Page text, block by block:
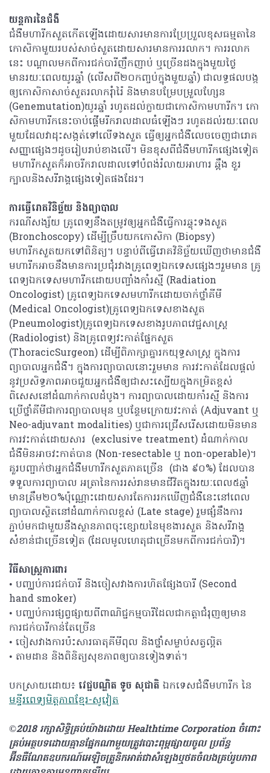
យន្តការនៃជំងឺ
ជំងឺមហារីកសួតកើតឡើងដោយសារមានការប្រែប្រួលខុសធម្មតានៃ
កោសិកាមួយរបស់សាច់សួតដោយសារមានការរលាក។ ការរលាក
នេះ បណ្តាលមកពីការជក់បារីញឹកញាប់ ឬច្រើនដងក្នុងមួយថ្ងៃ
មានរយៈពេលយូរឆ្នាំ (លើសពី២០កញ្ចប់ក្នុងមួយឆ្នាំ) ជាលទ្ធផលបង្ក
ឲ្យកោសិកាសាច់សួតរលាករុំារ៉ៃ និងមានបម្រែបម្រួលហ្សែន
(Genemutation)យូរឆ្នាំ រហូតដល់ក្លាយជាកោសិកាមហារីក។ កោ
សិកាមហារីកនេះចាប់ផ្តើមរីករាលដាលធំឡើងៗ រហូតដល់រយៈពេល
មួយដែលវាដុះសង្កត់ទៅលើទងសួត ធ្វើឲ្យអ្នកជំងឺលេចចេញជារោគ
សញ្ញាផ្សេងៗដូចរៀបរាប់ខាងលើ។ មិនខុសពីជំងឺមហារីកផ្សេងទៀត
មហារីកសួតក៏អាចរីករាលដាលទៅបំពង់រំលាយអាហារ ឆ្អឹង ខួរ
ក្បាលនិងសរីរាង្គផ្សេងទៀតផងដែរ។
ការធ្វើរោគវិនិច្ឆ័យ និងព្យាបាល
ករណីសង្ស័យ គ្រូពេទ្យនឹងតម្រូវឲ្យអ្នកជំងឺធ្វើការឆ្លុះទងសួត
(Bronchoscopy) ដើម្បីច្រឹបយកកោសិកា (Biopsy)
មហារីកសួតយកទៅពិនិត្យ។ បន្ទាប់ពីធ្វើរោគវិនិច្ឆ័យឃើញថាមានជំងឺ
មហារីកអាចនឹងមានការប្រជុំរវាងគ្រូពេទ្យឯកទេសផ្សេងៗរួមមាន គ្រូ
ពេទ្យឯកទេសមហារីកដោយបញ្ចាំងកាំរស្មី (Radiation
Oncologist) គ្រូពេទ្យឯកទេសមហារីកដោយចាក់ថ្នាំគីមី
(Medical Oncologist)គ្រូពេទ្យឯកទេសខាងសួត
(Pneumologist)គ្រូពេទ្យឯកទេសខាងរូបភាពវេជ្ជសាស្ត្រ
(Radiologist) និងគ្រូពេទ្យវះកាត់ផ្នែកសួត
(ThoracicSurgeon) ដើម្បីពិភាក្សាគ្នារកយុទ្ធសាស្ត្រ​​ ក្នុងការ
ព្យាបាលអ្នកជំងឺ។ ក្នុងការព្យាបាលនោះរួមមាន ការវះកាត់ដែលផ្តល់
នូវប្រសិទ្ធភាពអាចជួយអ្នកជំងឺឲ្យជាសះស្បើយក្នុងកម្រិតខ្ពស់
ពិសេសនៅដំណាក់កាលដំបូង។ ការព្យាបាលដោយកាំរស្មី និងការ
ប្រើថ្នាំគីមីជាការព្យាបាលមុន ឬបន្ថែមក្រោយវះកាត់ (Adjuvant ឬ
Neo-adjuvant modalities) ឬជាការជ្រើសរើសដោយមិនមាន
ការវះកាត់ដោយសារ (exclusive treatment) ដំណាក់កាល
ជំងឺមិនអាចវះកាត់បាន (Non-resectable ឬ non-operable)។
គួរបញ្ជាក់ថាអ្នកជំងឺមហារីកសួតភាគច្រើន (ជាង ៩០%) ដែលបាន
ទទួលការព្យាបាល អត្រានៃការរស់រានមានជីវិតក្នុងរយៈពេល៥ឆ្នាំ
មានត្រឹម២០%ប៉ុណ្ណោះដោយសារតែការរកឃើញជំងឺនេះនៅពេល
ព្យាបាលស្ថិតនៅដំណាក់កាលខ្ពស់ (Late stage) រួមផ្សំនឹងការ
ភ្ជាប់មកជាមួយនឹងស្ថានភាពចុះខ្សោយនៃមុខងារសួត និងសរីរាង្គ
សំខាន់ជាច្រើនទៀត (ដែលមូលហេតុជាច្រើនមកពីការជក់បារី)។
វិធីសាស្រ្តការពារ
• បញ្ឈប់ការជក់បារី និងចៀសវាងការហិតផ្សែងបារី (Second
hand smoker)
• បញ្ឈប់ការផ្សព្វផ្សាយពីពាណិជ្ជកម្មបារីដែលជាកត្តាជំរុញឲ្យមាន
ការជក់បារីកាន់តែច្រើន
• ចៀសវាងការប៉ះសារធាតុគីមីពុល និងថ្នាំសម្លាប់សត្វល្អិត
• តាមដាន និងពិនិត្យសុខភាពឲ្យបានទៀងទាត់។
បកស្រាយដោយ៖ វេជ្ជបណ្ឌិត ទូច សុជាតិ ឯកទេសជំងឺមហារីក នៃ
មន្ទីរពេទ្យមិត្តភាពខ្មែរ-សូវៀត
©2018 រក្សាសិទ្ធិគ្រប់យ៉ាង​ដោយ Healthtime Corporation ចំពោះ
គ្រប់អត្ថបទដោយគ្មានផ្នែកណាមួយត្រូវបោះពុម្ពផ្សាយចូល ប្រព័ន្ធ
អ៊ីនធឺណែតឧបករណ៍អេឡិចត្រូនិកអាត់ជាសំឡេងឬថតចំលងគ្រប់រូបភាព